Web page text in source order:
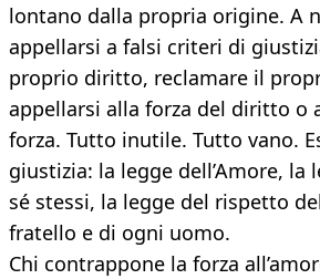
lontano dalla propria origine. A
appellarsi a falsi criteri di
proprio diritto, reclamare il
appellarsi alla forza del diritto o
forza. Tutto inutile. Tutto vano.
giustizia: la legge dell’Amore, la
sé stessi, la legge del rispetto
fratello e di ogni uomo.
Chi contrappone la forza